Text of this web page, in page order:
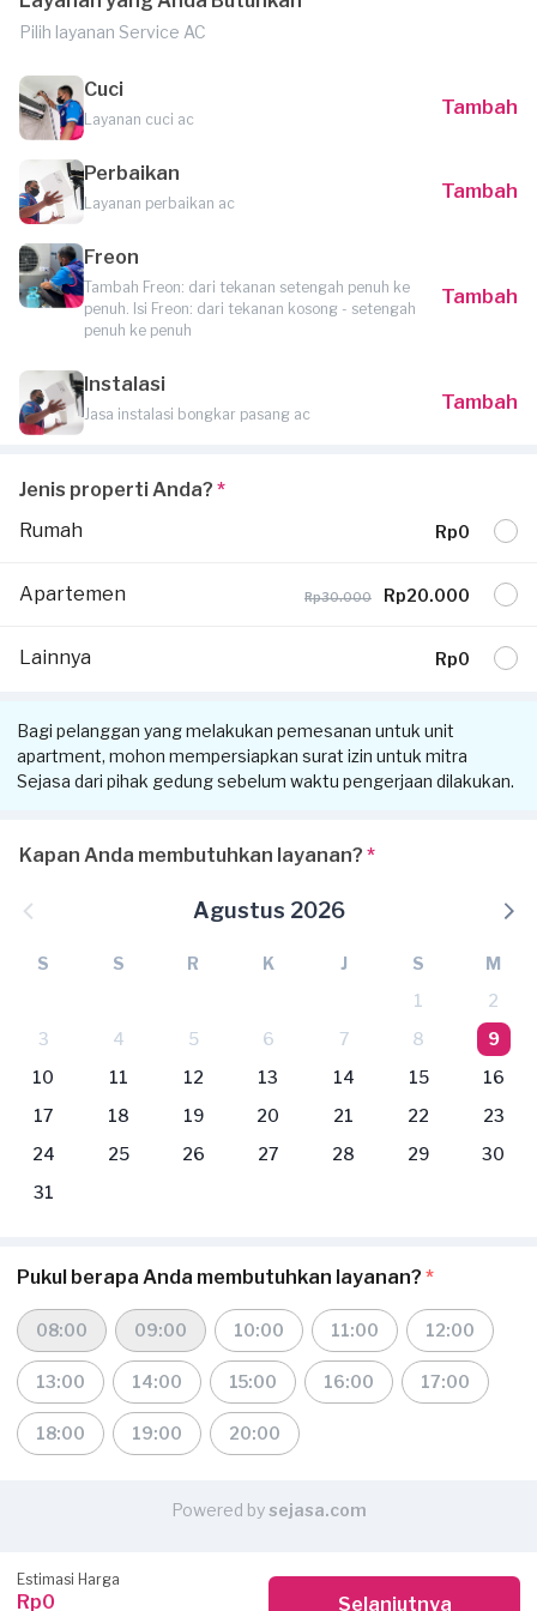
Pilih layanan Service AC
Cuci
Layanan cuci ac
Tambah
Perbaikan
Layanan perbaikan ac
Tambah
Freon
Tambah Freon: dari tekanan setengah penuh ke
penuh. Isi Freon: dari tekanan kosong - setengah
penuh ke penuh
Tambah
Instalasi
Jasa instalasi bongkar pasang ac
Tambah
Jenis properti Anda? *
Rumah
Rp0
Apartemen Rp30.000 Rp20.000
Lainnya Rp0
Bagi pelanggan yang melakukan pemesanan untuk unit
apartment, mohon mempersiapkan surat izin untuk mitra
Sejasa dari pihak gedung sebelum waktu pengerjaan dilakukan.
Kapan Anda membutuhkan layanan? *
Agustus 2026
S S R K J S
M
1
2
3
4 5 6 7 8
9
10
11 12 13 14 15
16
17
18 19 20 21 22
23
24
25 26 27 28 29
30
31
Pukul berapa Anda membutuhkan layanan? *
08:00 09:00 10:00 11:00 12:00
13:00 14:00 15:00 16:00 17:00
18:00 19:00 20:00
Powered bysejasa.com
Estimasi Harga
Rp0 Selanjutnya